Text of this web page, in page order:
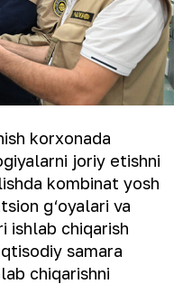
korxonada
joriy etishni
kombinat yosh
g‘oyalari va
chiqarish
samara
chiqarishni